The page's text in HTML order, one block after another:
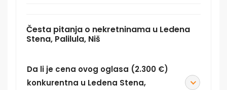
Česta pitanja o nekretninama u Ledena
Stena, Palilula, Niš
Da li je cena ovog oglasa (2.300 €)
konkurentna u Ledena Stena,